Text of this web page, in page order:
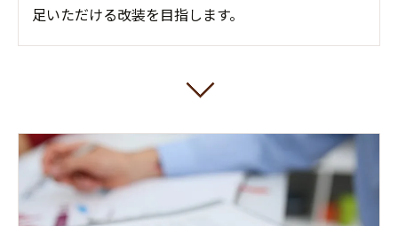
足いただける改装を目指します。